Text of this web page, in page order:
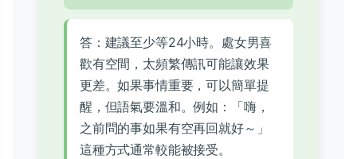
答：建議至少等24小時。處女男喜
歡有空間，太頻繁傳訊可能讓效果
更差。如果事情重要，可以簡單提
醒，但語氣要溫和。例如：「嗨，
之前問的事如果有空再回就好～」
這種方式通常較能被接受。